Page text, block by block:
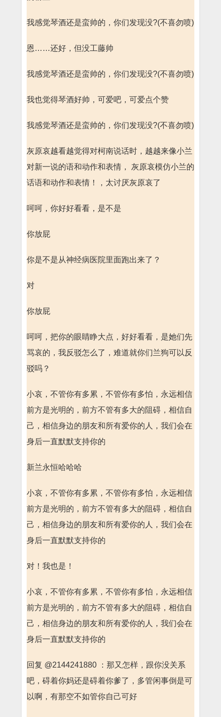
我感觉琴酒还是蛮帅的，你们发现没?(不喜勿喷)
恩……还好，但没工藤帅
我感觉琴酒还是蛮帅的，你们发现没?(不喜勿喷)
我也觉得琴酒好帅，可爱吧，可爱点个赞
我感觉琴酒还是蛮帅的，你们发现没?(不喜勿喷)
灰原哀越看越觉得对柯南说话时，越越来像小兰
对新一说的语和动作和表情， 灰原哀模仿小兰的
话语和动作和表情！，太讨厌灰原哀了
呵呵，你好好看看，是不是
你放屁
你是不是从神经病医院里面跑出来了？
对
你放屁
呵呵，把你的眼睛睁大点，好好看看，是她们先
骂哀的，我反驳怎么了，难道就你们兰狗可以反
驳吗？
小哀，不管你有多累，不管你有多怕，永远相信
前方是光明的，前方不管有多大的阻碍，相信自
己，相信身边的朋友和所有爱你的人，我们会在
身后一直默默支持你的
新兰永恒哈哈哈
小哀，不管你有多累，不管你有多怕，永远相信
前方是光明的，前方不管有多大的阻碍，相信自
己，相信身边的朋友和所有爱你的人，我们会在
身后一直默默支持你的
对！我也是！
小哀，不管你有多累，不管你有多怕，永远相信
前方是光明的，前方不管有多大的阻碍，相信自
己，相信身边的朋友和所有爱你的人，我们会在
身后一直默默支持你的
回复 @2144241880 ：那又怎样，跟你没关系
吧，碍着你妈还是碍着你爹了，多管闲事倒是可
以啊，有那空不如管你自己可好